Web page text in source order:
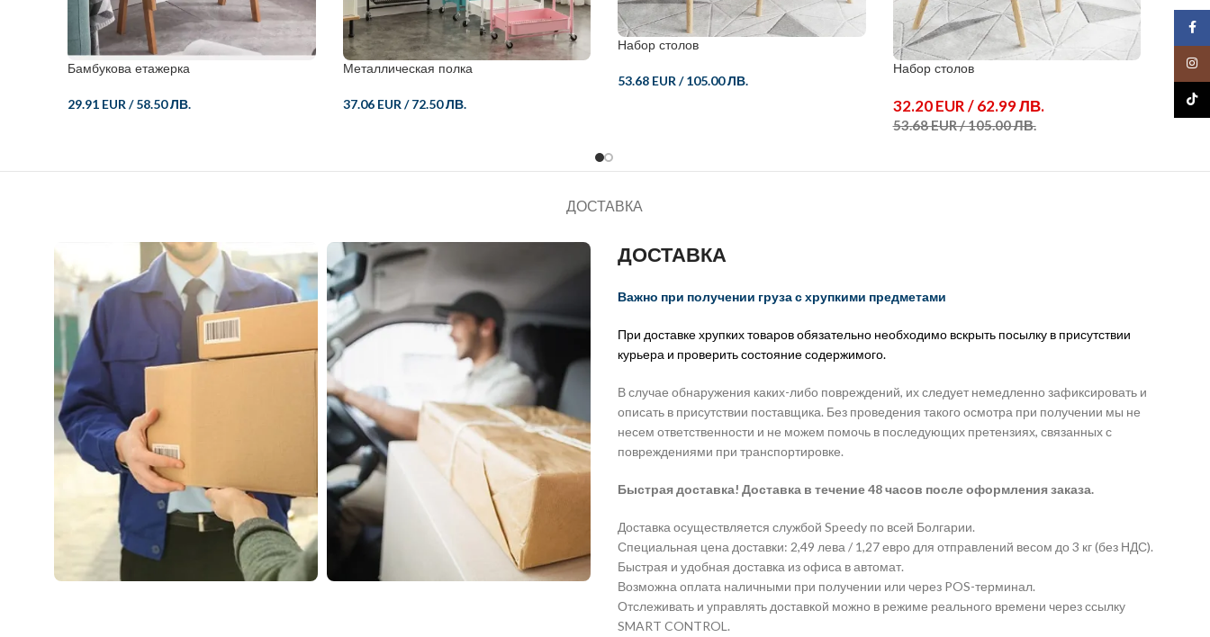
Бамбукова етажерка
29.91 EUR /58.50 ЛВ.
Металлическая полка
37.06 EUR /72.50 ЛВ.
Набор столов
53.68 EUR /105.00 ЛВ.
Набор столов
53.68 EUR / 105.00 ЛВ.
32.20 EUR / 62.99 ЛВ.
63.90
ДОСТАВКА
ДОСТАВКА
Важно при получении груза с хрупкими предметами
При доставке хрупких товаров обязательно необходимо вскрыть посылку в присутствии
курьера и проверить состояние содержимого.
В случае обнаружения каких-либо повреждений, их следует немедленно зафиксировать и
описать в присутствии поставщика. Без проведения такого осмотра при получении мы не
несем ответственности и не можем помочь в последующих претензиях, связанных с
повреждениями при транспортировке.
Быстрая доставка! Доставка в течение 48 часов после оформления заказа.
Доставка осуществляется службой Speedy по всей Болгарии.
Специальная цена доставки: 2,49 лева / 1,27 евро для отправлений весом до 3 кг (без НДС).
Быстрая и удобная доставка из офиса в автомат.
Возможна оплата наличными при получении или через POS-терминал.
Отслеживать и управлять доставкой можно в режиме реального времени через ссылку
SMART CONTROL.